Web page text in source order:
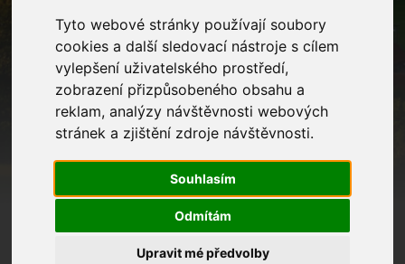
Tyto webové stránky používají soubory
cookies a další sledovací nástroje s cílem
vylepšení uživatelského prostředí,
zobrazení přizpůsobeného obsahu a
reklam, analýzy návštěvnosti webových
stránek a zjištění zdroje návštěvnosti.
Souhlasím
Odmítám
Upravit mé předvolby
Home Novinky
Projekt "Stavební úpravy č.p. 14 - Komunitní
centrum Zlámanec" je spolufinancován Zlínským krajem